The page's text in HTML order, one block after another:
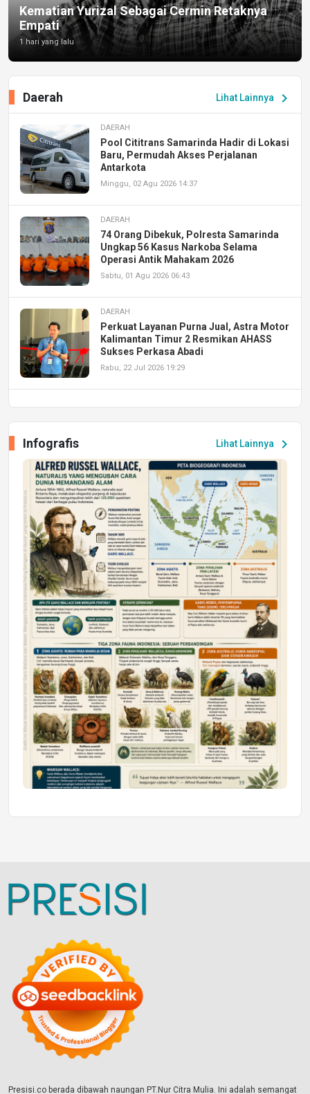
Kematian Yurizal Sebagai Cermin Retaknya
Empati
1 hari yang lalu
Lihat Lainnya chevron_right
Daerah
DAERAH
Pool Cititrans Samarinda Hadir di Lokasi
Baru, Permudah Akses Perjalanan
Antarkota
Minggu, 02 Agu 2026 14:37
DAERAH
74 Orang Dibekuk, Polresta Samarinda
Ungkap 56 Kasus Narkoba Selama
Operasi Antik Mahakam 2026
Sabtu, 01 Agu 2026 06:43
DAERAH
Perkuat Layanan Purna Jual, Astra Motor
Kalimantan Timur 2 Resmikan AHASS
Sukses Perkasa Abadi
Rabu, 22 Jul 2026 19:29
Peluang Kerja dan Magang
Jumat, 17 Jul 2026 22:30
DAERAH
Astra Motor Kalimantan Timur 2 Dukung
Mahasiswa Samarinda dalam Astra
Honda SDGs Future Leaders 2026
Jumat, 10 Jul 2026 19:01
Lihat Lainnya chevron_right
Infografis
Presisi.co berada dibawah naungan PT.Nur Citra Mulia. Ini adalah semangat